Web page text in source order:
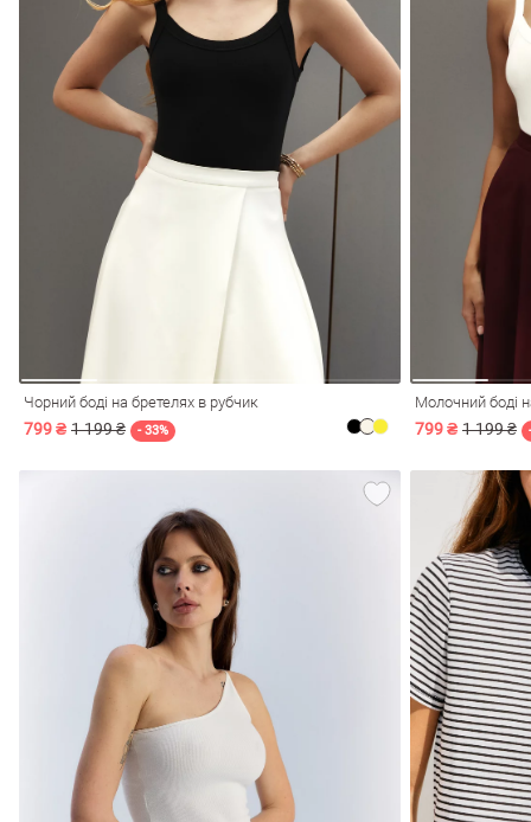
Чорний боді на бретелях в рубчик
799 ₴ 1 199 ₴ - 33%
Молочний боді
799 ₴ 1 199 ₴